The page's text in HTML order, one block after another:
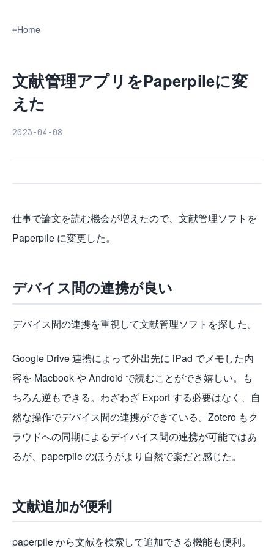
Home
文献管理アプリをPaperpileに変
えた
2023-04-08
仕事で論文を読む機会が増えたので、文献管理ソフトを
Paperpile に変更した。
デバイス間の連携が良い
デバイス間の連携を重視して文献管理ソフトを探した。
Google Drive 連携によって外出先に iPad でメモした内
容を Macbook や Android で読むことができ嬉しい。も
ちろん逆もできる。わざわざ Export する必要はなく、自
然な操作でデバイス間の連携ができている。Zotero もク
ラウドへの同期によるデイバイス間の連携が可能ではあ
るが、paperpile のほうがより自然で楽だと感じた。
文献追加が便利
paperpile から文献を検索して追加できる機能も便利。